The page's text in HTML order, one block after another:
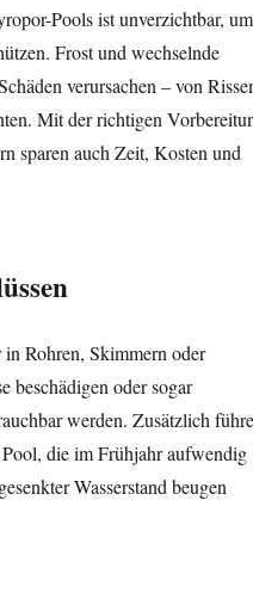
Pools ist unverzichtbar, um
Frost und wechselnde
verursachen – von
Mit der richtigen
sparen auch Zeit, Kosten und
in Rohren, Skimmern oder
beschädigen oder sogar
werden. Zusätzlich
die im Frühjahr aufwendig
Wasserstand beugen